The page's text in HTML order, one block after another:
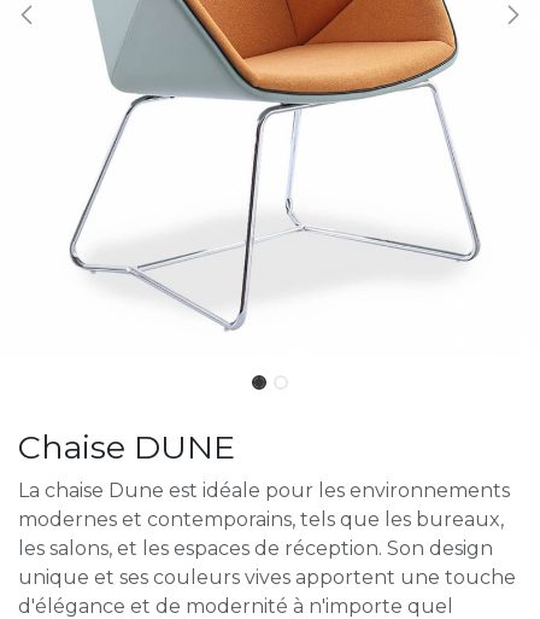
Chaise DUNE
La chaise Dune est idéale pour les environnements
modernes et contemporains, tels que les bureaux,
les salons, et les espaces de réception. Son design
unique et ses couleurs vives apportent une touche
d'élégance et de modernité à n'importe quel